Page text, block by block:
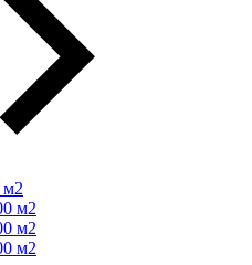
м2
м2
м2
м2